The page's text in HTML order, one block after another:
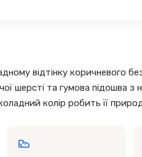
відтінку коричневого
шерсті та гумова підошва
колір робить її